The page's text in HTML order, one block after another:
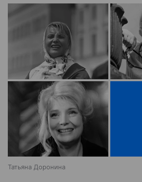
Татьяна Доронина